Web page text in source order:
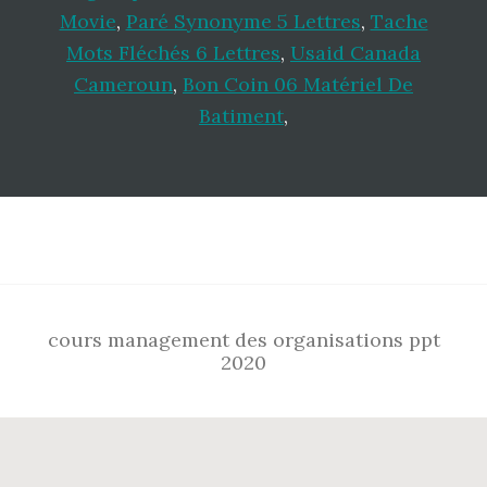
Movie, Paré Synonyme 5 Lettres, Tache
Mots Fléchés 6 Lettres, Usaid Canada
Cameroun, Bon Coin 06 Matériel De
Batiment,
cours management des organisations ppt
2020